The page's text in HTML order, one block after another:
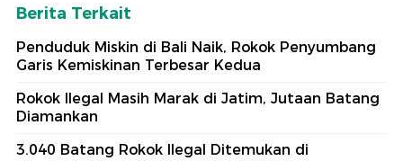
Berita Terkait
Penduduk Miskin di Bali Naik, Rokok Penyumbang
Garis Kemiskinan Terbesar Kedua
Rokok Ilegal Masih Marak di Jatim, Jutaan Batang
Diamankan
3.040 Batang Rokok Ilegal Ditemukan di